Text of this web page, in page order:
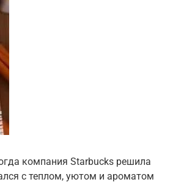
компания Starbucks решила
с теплом, уютом и ароматом